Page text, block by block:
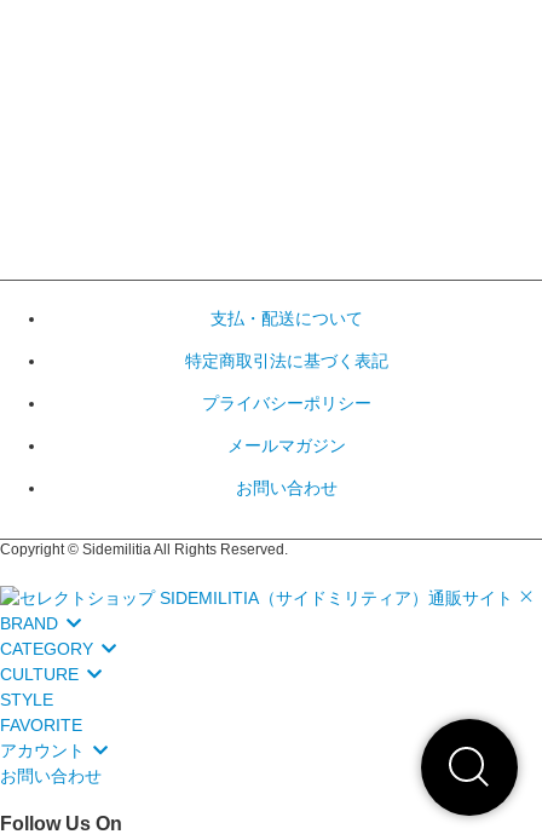
支払・配送について
特定商取引法に基づく表記
プライバシーポリシー
メールマガジン
お問い合わせ
Copyright © Sidemilitia All Rights Reserved.
BRAND
CATEGORY
CULTURE
STYLE
FAVORITE
アカウント
お問い合わせ
Follow Us On